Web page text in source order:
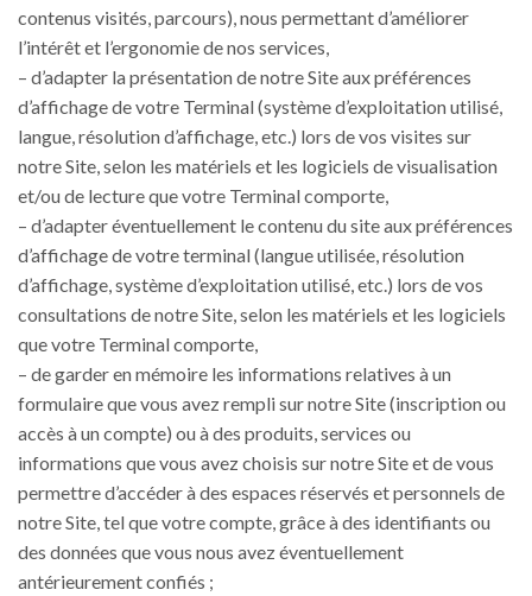
contenus visités, parcours), nous permettant d’améliorer
l’intérêt et l’ergonomie de nos services,
– d’adapter la présentation de notre Site aux préférences
d’affichage de votre Terminal (système d’exploitation utilisé,
langue, résolution d’affichage, etc.) lors de vos visites sur
notre Site, selon les matériels et les logiciels de visualisation
et/ou de lecture que votre Terminal comporte,
– d’adapter éventuellement le contenu du site aux préférences
d’affichage de votre terminal (langue utilisée, résolution
d’affichage, système d’exploitation utilisé, etc.) lors de vos
consultations de notre Site, selon les matériels et les logiciels
que votre Terminal comporte,
– de garder en mémoire les informations relatives à un
formulaire que vous avez rempli sur notre Site (inscription ou
accès à un compte) ou à des produits, services ou
informations que vous avez choisis sur notre Site et de vous
permettre d’accéder à des espaces réservés et personnels de
notre Site, tel que votre compte, grâce à des identifiants ou
des données que vous nous avez éventuellement
antérieurement confiés ;